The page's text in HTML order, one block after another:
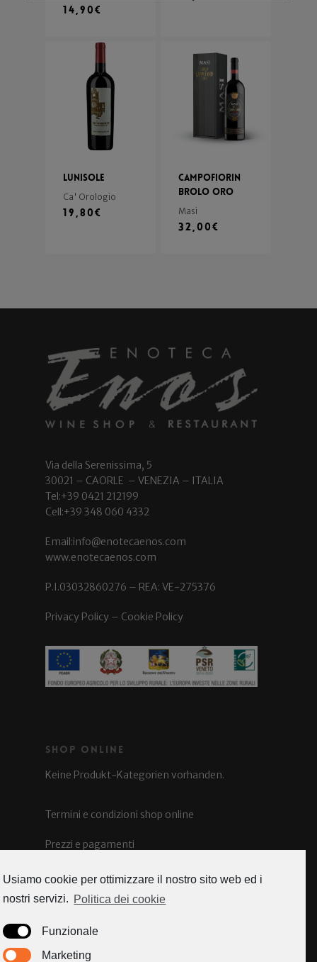
14,90€
Lunisole
Ca' Orologio
19,80€
Campofiorin
Brolo Oro
Masi
32,00€
Via della Serenissima, 5
30021 – CAORLE – VENEZIA – ITALIA
Tel:+39 0421 212199
Cell:+39 348 060 4332
Email:info@enotecaenos.com
www.enotecaenos.com
P.I.03032860276 – REA: VE-275376
Privacy Policy – Cookie Policy
Shop Online
Keine Produkt-Kategorien vorhanden.
Termini e condizioni shop online
Prezzi e pagamenti
Spedizioni e costi
Caorle news
Usiamo cookie per ottimizzare il nostro sito web ed i
nostri servizi. Politica dei cookie
Funzionale
Marketing